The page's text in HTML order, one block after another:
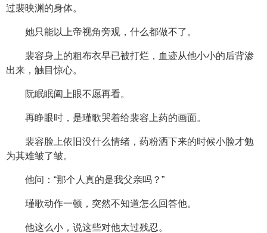
过裴映渊的身体。
她只能以上帝视角旁观，什么都做不了。
裴容身上的粗布衣早已被打烂，血迹从他小小的后背渗
出来，触目惊心。
阮眠眠阖上眼不愿再看。
再睁眼时，是瑾歌哭着给裴容上药的画面。
裴容脸上依旧没什么情绪，药粉洒下来的时候小脸才勉
为其难皱了皱。
他问：“那个人真的是我父亲吗？”
瑾歌动作一顿，突然不知道怎么回答他。
他这么小，说这些对他太过残忍。